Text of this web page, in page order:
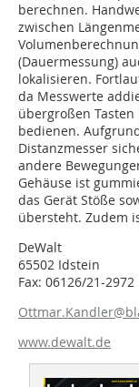
berechnen.
zwischen
(Dauermessung)
lokalisieren.
da Messwerte
übergroßen
bedienen.
Distanzmesser
andere
Gehäuse ist
das Gerät Stöße
übersteht. Zudem
DeWalt
65502 Idstein
Fax: 06126/21-2972
www.dewalt.de